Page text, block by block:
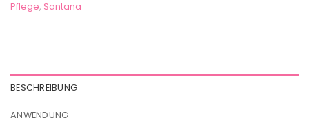
Pflege, Santana
BESCHREIBUNG
ANWENDUNG